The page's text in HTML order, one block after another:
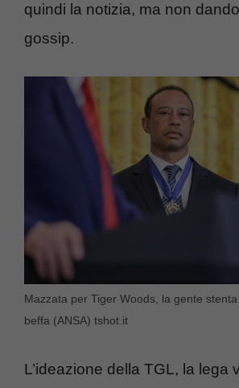
quindi la notizia, ma non
gossip.
Mazzata per Tiger Woods, la gente
beffa (ANSA) tshot.it
L’ideazione della TGL, la lega